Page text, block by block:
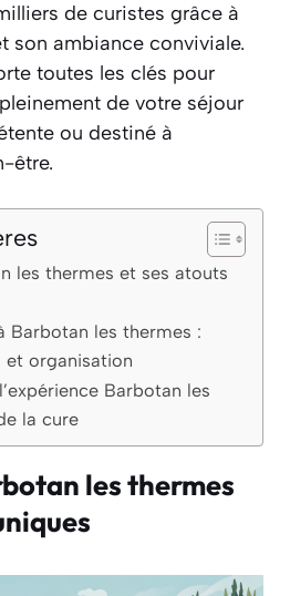
de curistes grâce à
son ambiance conviviale.
toutes les clés pour
de votre séjour
ou destiné à
être.
les thermes et ses atouts
Barbotan les thermes :
et organisation
Barbotan les
la cure
les thermes